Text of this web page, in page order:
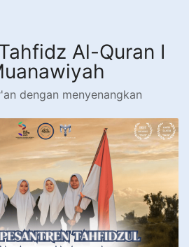
Al-Quran I
dengan menyenangkan